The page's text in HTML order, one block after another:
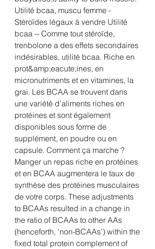
Utilité bcaa, muscu femme -
Stéroïdes légaux à vendre Utilité
bcaa -- Comme tout stéroïde,
trenbolone a des effets secondaires
indésirables, utilité bcaa. Riche en
prot&amp;eacute;ines, en
micronutriments et en vitamines, la
grai. Les BCAA se trouvent dans
une variété d’aliments riches en
protéines et sont également
disponibles sous forme de
supplément, en poudre ou en
capsule. Comment ça marche ?
Manger un repas riche en protéines
et en BCAA augmentera le taux de
synthèse des protéines musculaires
de votre corps. These adjustments
to BCAAs resulted in a change in
the ratio of BCAAs to other AAs
(henceforth, ‘non-BCAAs’) within the
fixed total protein complement of